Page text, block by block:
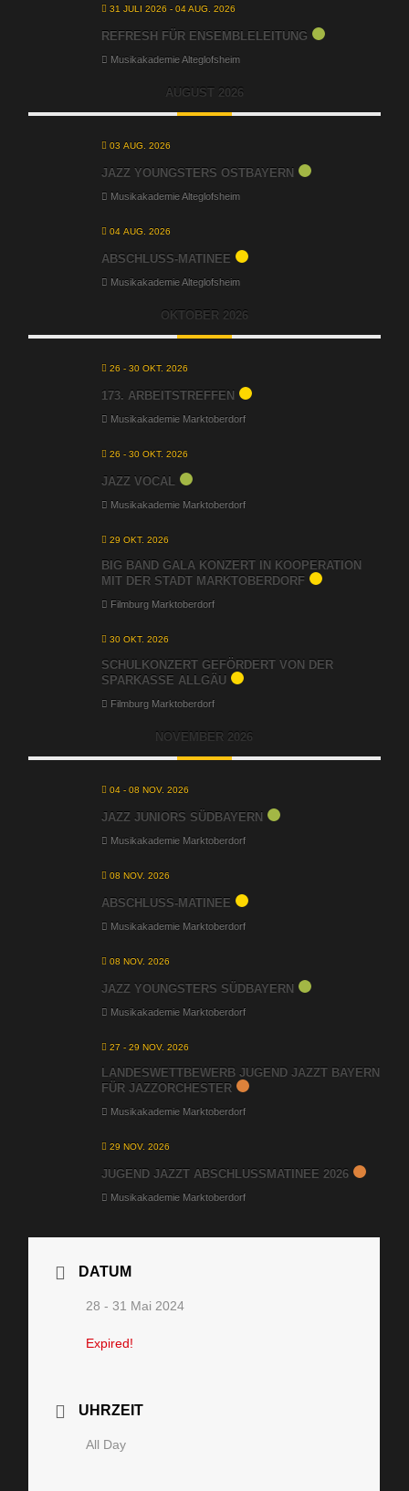
31 JULI 2026 - 04 AUG. 2026
REFRESH FÜR ENSEMBLELEITUNG
Musikakademie Alteglofsheim
AUGUST 2026
03 AUG. 2026
JAZZ YOUNGSTERS OSTBAYERN
Musikakademie Alteglofsheim
04 AUG. 2026
ABSCHLUSS-MATINEE
Musikakademie Alteglofsheim
OKTOBER 2026
26 - 30 OKT. 2026
173. ARBEITSTREFFEN
Musikakademie Marktoberdorf
26 - 30 OKT. 2026
JAZZ VOCAL
Musikakademie Marktoberdorf
29 OKT. 2026
BIG BAND GALA KONZERT IN KOOPERATION
MIT DER STADT MARKTOBERDORF
Filmburg Marktoberdorf
30 OKT. 2026
SCHULKONZERT GEFÖRDERT VON DER
SPARKASSE ALLGÄU
Filmburg Marktoberdorf
NOVEMBER 2026
04 - 08 NOV. 2026
JAZZ JUNIORS SÜDBAYERN
Musikakademie Marktoberdorf
08 NOV. 2026
ABSCHLUSS-MATINEE
Musikakademie Marktoberdorf
08 NOV. 2026
JAZZ YOUNGSTERS SÜDBAYERN
Musikakademie Marktoberdorf
27 - 29 NOV. 2026
LANDESWETTBEWERB JUGEND JAZZT BAYERN
FÜR JAZZORCHESTER
Musikakademie Marktoberdorf
29 NOV. 2026
JUGEND JAZZT ABSCHLUSSMATINEE 2026
Musikakademie Marktoberdorf
DATUM
28 - 31 Mai 2024
Expired!
UHRZEIT
All Day